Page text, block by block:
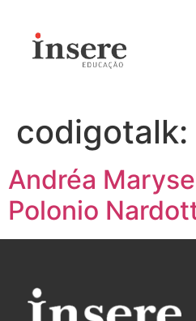
codigotalk:
Andréa
Polonio